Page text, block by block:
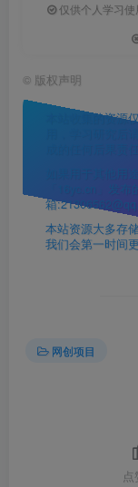
仅供个人学习
© 版权声明
本站收集的资
用，学习研究
如果用于其他
「16yc.cn」发
箱
本站资源大多存
我们会第一时间更
网创项目
点